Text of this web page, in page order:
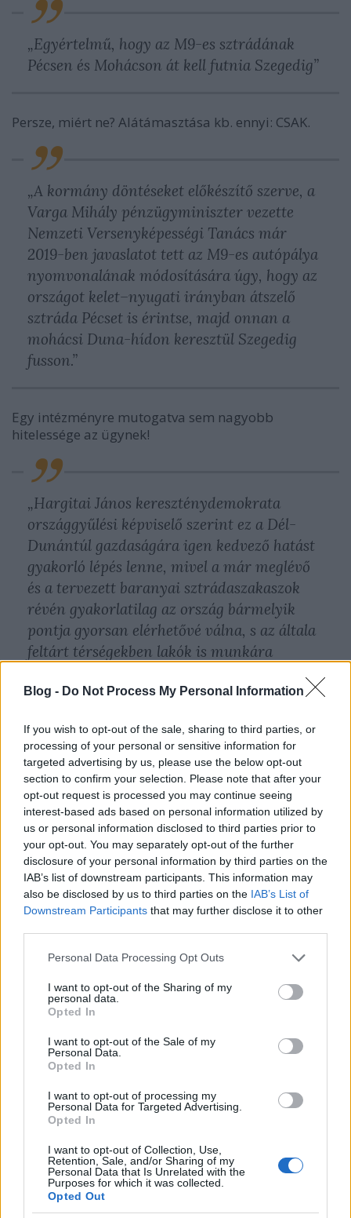
Blog - Do Not Process My Personal Information
If you wish to opt-out of the sale, sharing to third parties, or
processing of your personal or sensitive information for
targeted advertising by us, please use the below opt-out
section to confirm your selection. Please note that after your
opt-out request is processed you may continue seeing
interest-based ads based on personal information utilized by
us or personal information disclosed to third parties prior to
your opt-out. You may separately opt-out of the further
disclosure of your personal information by third parties on the
IAB’s list of downstream participants. This information may
also be disclosed by us to third parties on the IAB’s List of
Downstream Participants that may further disclose it to other
Please note that this website/app uses one or more Google
not limited to your visit or usage behaviour. You may click to
grant or deny consent to Google and its third-party tags to
use your data for below specified purposes in below Google
consent section.
Personal Data Processing Opt Outs
I want to opt-out of the Sharing of my
personal data.
Opted In
I want to opt-out of the Sale of my
Personal Data.
Opted In
I want to opt-out of processing my
Personal Data for Targeted Advertising.
Opted In
I want to opt-out of Collection, Use,
Retention, Sale, and/or Sharing of my
Personal Data that Is Unrelated with the
Purposes for which it was collected.
Opted Out
„Egyértelmű, hogy az M9-es sztrádának
Pécsen és Mohácson át kell futnia Szegedig”
Persze, miért ne? Alátámasztása kb. ennyi: CSAK.
„A kormány döntéseket előkészítő szerve, a
Varga Mihály pénzügyminiszter vezette
Nemzeti Versenyképességi Tanács már
2019-ben javaslatot tett az M9-es autópálya
nyomvonalának módosítására úgy, hogy az
országot kelet–nyugati irányban átszelő
sztráda Pécset is érintse, majd onnan a
mohácsi Duna-hídon keresztül Szegedig
fusson.”
Egy intézményre mutogatva sem nagyobb
hitelessége az ügynek!
„Hargitai János kereszténydemokrata
országgyűlési képviselő szerint ez a Dél-
Dunántúl gazdaságára igen kedvező hatást
gyakorló lépés lenne, mivel a már meglévő
és a tervezett baranyai sztrádaszakaszok
révén gyakorlatilag az ország bármelyik
pontja gyorsan elérhetővé válna, s az általa
feltárt térségekben lakók is munkára
gazdaság további fejlődésének gátja éppen a
„Sajnálom, hogy baranyai országgyűlési
képviselőként nem hívtak meg az
eseményre, mert azzal érveltem volna, hogy
Kaposvár, Dombóvár és Szekszárd között is
nagy szükség van az úthálózat
korszerűsítésére – szögezte le a nemzeti
oldal politikusa. – Már csak azért is, mert a
kérdés a választókerületemben is fontos, a
megépítendő út ugyanis Baranya északi
ne támogatnánk az ottani fejlesztéseket,
azonban megítélésem szerint a szóban fogó
térség nyugat–kelet irányú átszeléséhez
„A szabad munkaerő hiánya pedig jelenleg
további fejlődésének. A sztráda által feltárt
baranyai térségek segítik majd az új cégek
betelepülését, melyek így támaszkodhatnak
az ott elhelyezkedni vágyókra is.”